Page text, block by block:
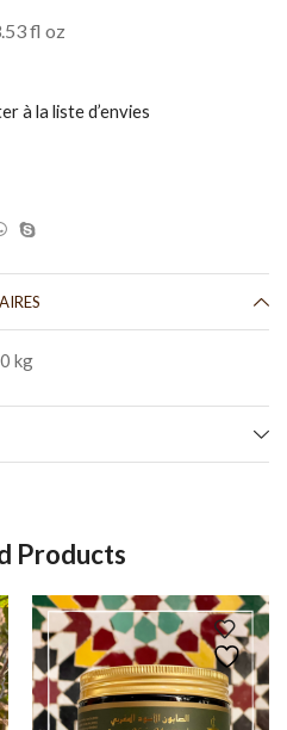
fl oz
à la liste d’envies
kg
Products